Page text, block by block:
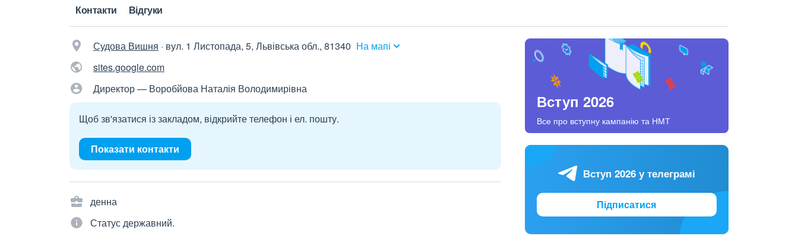
Контакти Відгуки
Судова Вишня · вул. 1 Листопада, 5, Львівська обл., 81340 На мапі
sites.google.com
Директор — Воробйова Наталія Володимирівна
Щоб зв'язатися із закладом, відкрийте телефон і ел. пошту.
Показати контакти
денна
Статус державний.
Вступ 2026
Все про вступну кампанію та НМТ
Вступ 2026 у телеграмі
Підписатися